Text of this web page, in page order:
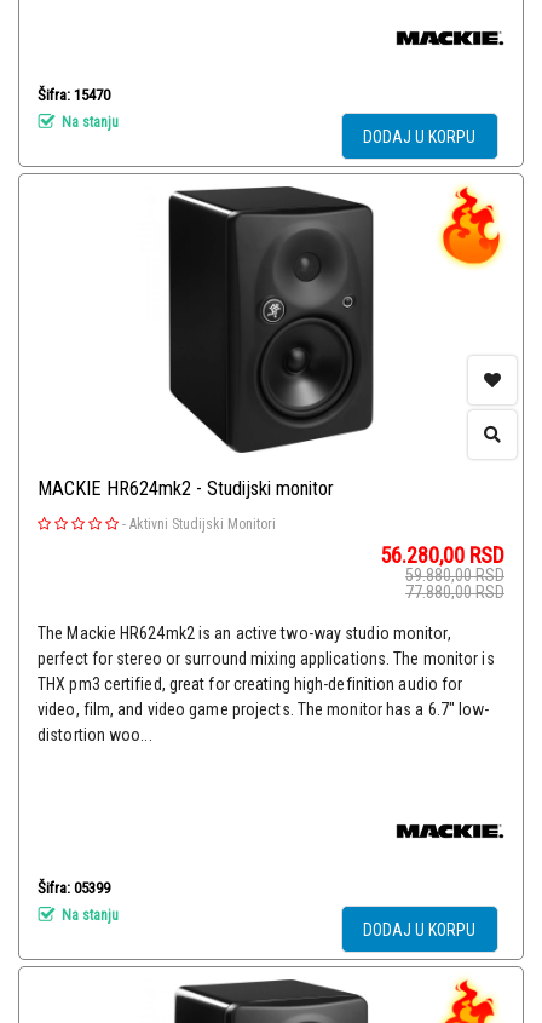
Šifra: 15470
Na stanju
DODAJ U KORPU
MACKIE HR624mk2 - Studijski monitor
- Aktivni Studijski Monitori
56.280,00 RSD
59.880,00RSD
77.880,00RSD
The Mackie HR624mk2 is an active two-way studio monitor,
perfect for stereo or surround mixing applications. The monitor is
THX pm3 certified, great for creating high-definition audio for
video, film, and video game projects. The monitor has a 6.7" low-
distortion woo...
Šifra: 05399
Na stanju
DODAJ U KORPU